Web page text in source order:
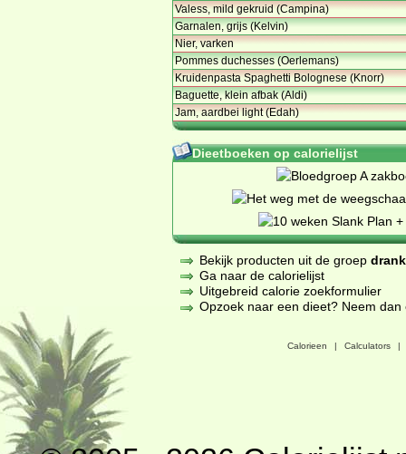
Valess, mild gekruid (Campina)
Garnalen, grijs (Kelvin)
Nier, varken
Pommes duchesses (Oerlemans)
Kruidenpasta Spaghetti Bolognese (Knorr)
Baguette, klein afbak (Aldi)
Jam, aardbei light (Edah)
Dieetboeken op calorielijst
Bekijk producten uit de groep
Ga naar de calorielijst
Uitgebreid calorie zoekformulier
Opzoek naar een dieet? Neem
Calorieen | Calculators |